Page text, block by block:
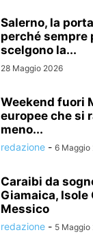
Salerno, la
perché sempre
scelgono la...
28 Maggio 2026
Weekend fuori
europee che si
meno...
redazione - 6 Maggio
Caraibi da
Giamaica, Isole
Messico
redazione - 5 Maggio